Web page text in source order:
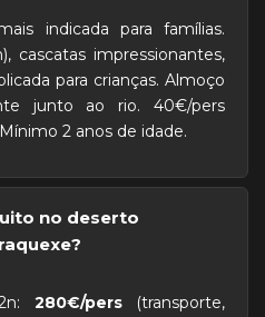
indicada para famílias.
cascatas impressionantes,
para crianças. Almoço
junto ao rio. 40€/pers
2 anos de idade.
no deserto
280€/pers(transporte,